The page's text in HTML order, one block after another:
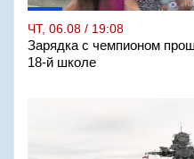
ЧТ, 06.08 / 19:08
Зарядка с чемпионом
18-й школе